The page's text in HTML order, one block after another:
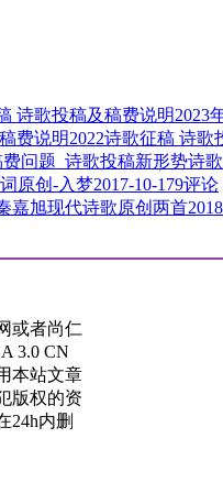
2023
2022诗歌征稿 诗歌
诗
原创-入梦2017-10-179评论
嘉旭现代诗歌原创两首
或者尚仁
3.0 CN
本站文章
版权的资
24h内删